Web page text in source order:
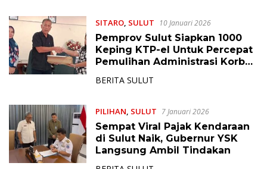
SITARO, SULUT 10 Januari 2026
Pemprov Sulut Siapkan 1000
Keping KTP-el Untuk Percepat
Pemulihan Administrasi Korban
BERITA SULUT
PILIHAN, SULUT 7 Januari 2026
Sempat Viral Pajak Kendaraan
di Sulut Naik, Gubernur YSK
Langsung Ambil Tindakan